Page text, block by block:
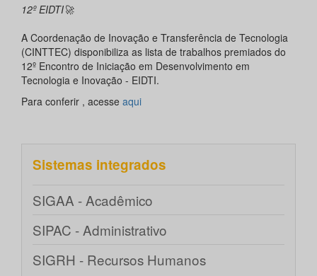
12º EIDTI🚀
A Coordenação de Inovação e Transferência de Tecnologia
(CINTTEC) disponibiliza as lista de trabalhos premiados do
12º Encontro de Iniciação em Desenvolvimento em
Tecnologia e Inovação - EIDTI.
Para conferir , acesse aqui
Sistemas integrados
SIGAA - Acadêmico
SIPAC - Administrativo
SIGRH - Recursos Humanos